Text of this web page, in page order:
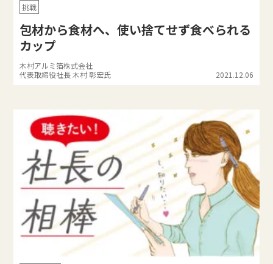
挑戦
包材から食材へ、使い捨てせず食べられる
カップ
木村アルミ箔株式会社
代表取締役社長 木村 彰宏氏
2021.12.06